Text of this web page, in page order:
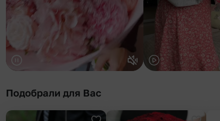
Подобрали для Вас